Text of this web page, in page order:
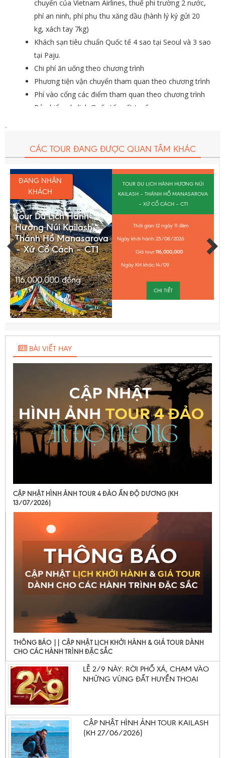
chuyến của Vietnam Airlines, thuế phi trường 2 nước,
phí an ninh, phí phụ thu xăng dầu (hành lý ký gửi 20
kg, xách tay 7kg)
Khách sạn tiêu chuẩn Quốc tế 4 sao tại Seoul và 3 sao
tại Paju.
Chi phí ăn uống theo chương trình
Phương tiện vận chuyển tham quan theo chương trình
Phí vào cổng các điểm tham quan theo chương trình
Bảo hiểm du lịch Quốc tế suốt tuyến
Việt.
Nước uống: 1 chai/ người/ ngày
Quà tặng Migola Travel: Bao da, nón.
.
CÁC TOUR ĐANG ĐƯỢC QUAN TÂM KHÁC
ĐANG NHẬN
KHÁCH
Tour Du Lịch Hành
Hương Núi Kailash –
Thánh Hồ Manasarova
– Xứ Cổ Cách – CT1
116,000,000đồng
TOUR DU LỊCH HÀNH HƯƠNG NÚI
KAILASH – THÁNH HỒ MANASAROVA
– XỨ CỔ CÁCH – CT1
Thời gian:12 ngày 11 đêm
Ngày khởi hành:25/08/2026
Giá tour:116,000,000
Ngày KH khác:14/09
CHI TIẾT
BÀI VIẾT HAY
CẬP NHẬT HÌNH ẢNH TOUR 4 ĐẢO ẤN ĐỘ DƯƠNG (KH
13/07/2026)
THÔNG BÁO || CẬP NHẬT LỊCH KHỞI HÀNH & GIÁ TOUR DÀNH
CHO CÁC HÀNH TRÌNH ĐẶC SẮC
LỄ 2/9 NÀY: RỜI PHỐ XÁ, CHẠM VÀO
NHỮNG VÙNG ĐẤT HUYỀN THOẠI
CẬP NHẬT HÌNH ẢNH TOUR KAILASH
(KH 27/06/2026)